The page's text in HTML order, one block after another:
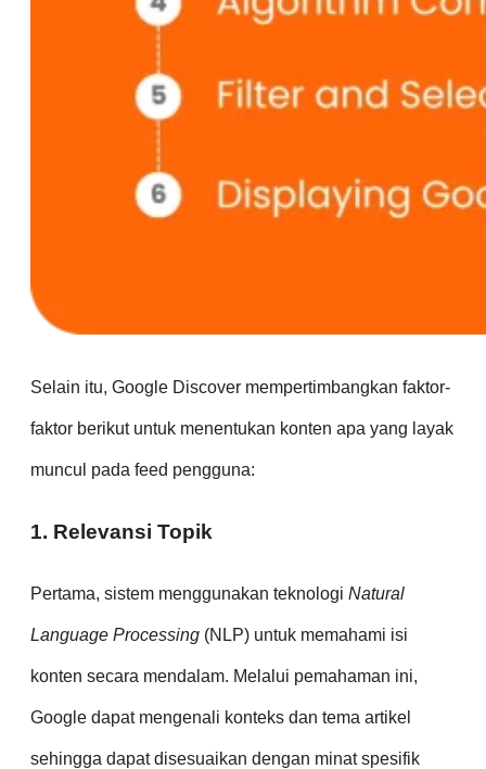
Selain itu, Google Discover mempertimbangkan faktor-
faktor berikut untuk menentukan konten apa yang layak
muncul pada feed pengguna:
1. Relevansi Topik
Pertama, sistem menggunakan teknologi Natural
Language Processing (NLP) untuk memahami isi
konten secara mendalam. Melalui pemahaman ini,
Google dapat mengenali konteks dan tema artikel
sehingga dapat disesuaikan dengan minat spesifik